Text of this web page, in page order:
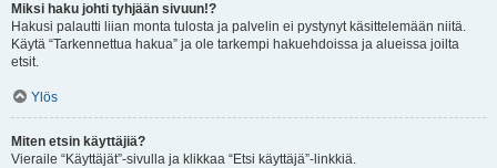
Miksi haku johti tyhjään sivuun!?
Hakusi palautti liian monta tulosta ja palvelin ei pystynyt käsittelemään niitä.
Käytä “Tarkennettua hakua” ja ole tarkempi hakuehdoissa ja alueissa joilta
etsit.
Ylös
Miten etsin käyttäjiä?
Vieraile “Käyttäjät”-sivulla ja klikkaa “Etsi käyttäjä”-linkkiä.